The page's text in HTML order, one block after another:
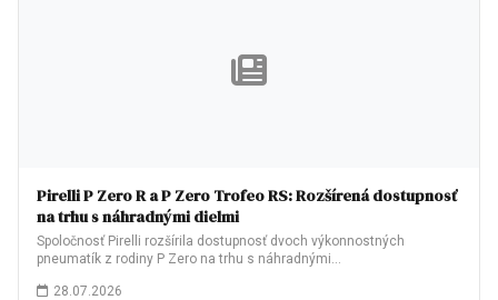
Pirelli P Zero R a P Zero Trofeo RS: Rozšírená dostupnosť
na trhu s náhradnými dielmi
Spoločnosť Pirelli rozšírila dostupnosť dvoch výkonnostných
pneumatík z rodiny P Zero na trhu s náhradnými…
28.07.2026